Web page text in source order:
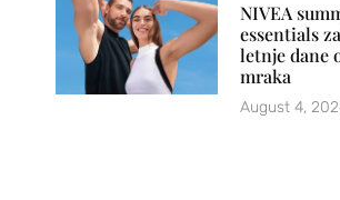
NIVEA
essentials
letnje dane
mraka
August 4,